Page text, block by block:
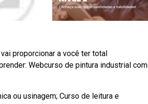
proporcionar a você ter total
Webcurso de pintura industrial com
ou usinagem; Curso de leitura e